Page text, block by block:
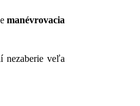
manévrovacia
nezaberie veľa